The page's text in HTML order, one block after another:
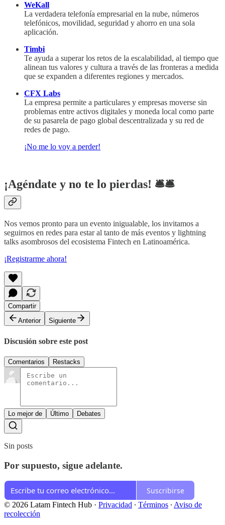
WeKall
La verdadera telefonía empresarial en la nube, números
telefónicos, movilidad, seguridad y ahorro en una sola
aplicación.
Timbi
Te ayuda a superar los retos de la escalabilidad, al tiempo que
alinean tus valores y cultura a través de las fronteras a medida
que se expanden a diferentes regiones y mercados.
CFX Labs
La empresa permite a particulares y empresas moverse sin
problemas entre activos digitales y moneda local como parte
de su pasarela de pago global descentralizada y su red de
redes de pago.
¡No me lo voy a perder!
¡Agéndate y no te lo pierdas! 🛎️​🛎️​
Nos vemos pronto para un evento inigualable, los invitamos a
seguirnos en redes para estar al tanto de más eventos y lightning
talks asombrosos del ecosistema Fintech en Latinoamérica.
¡Registrarme ahora!
Compartir
Anterior
Siguiente
Discusión sobre este post
Comentarios Restacks
Lo mejor de Último Debates
Sin posts
Por supuesto, sigue adelante.
Suscribirse
© 2026 Latam Fintech Hub · Privacidad ∙ Términos ∙ Aviso de
recolección